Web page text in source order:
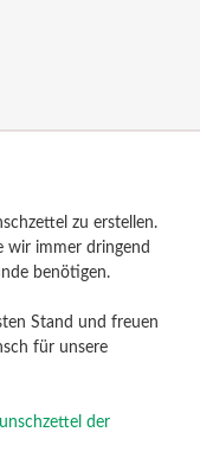
zu erstellen.
wir immer dringend
benötigen.
Stand und freuen
für unsere
der